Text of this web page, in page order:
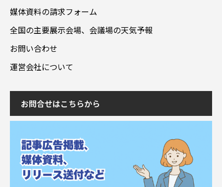
媒体資料の請求フォーム
全国の主要展示会場、会議場の天気予報
お問い合わせ
運営会社について
お問合せはこちらから